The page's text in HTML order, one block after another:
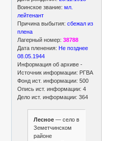
Воинское звание: мл.
лейтенант
Причина выбытия:сбежал из
плена
Лагерный номер: 38788
Дата пленения: Не позднее
08.05.1944
Информация об архиве -
Источник информации: РГВА
Фонд ист. информации: 500
Опись ист. информации: 4
Дело ист. информации: 364
Лесное — село в
Земетчинском
районе